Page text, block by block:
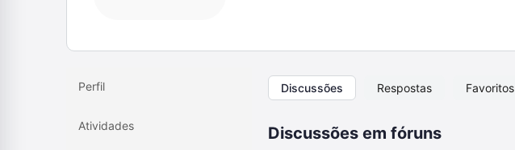
Perfil
Atividades
Discussões Respostas Favoritos
Discussões em fóruns